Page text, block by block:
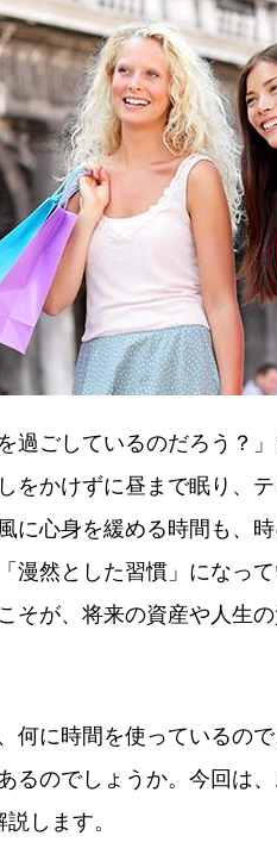
過ごしているのだろう？
をかけずに昼まで眠り、
心身を緩める時間も、時
漫然とした習慣」になっ
そが、将来の資産や人生
何に時間を使っているの
るのでしょうか。今回は
します。